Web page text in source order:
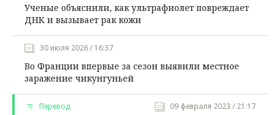
Ученые объяснили, как ультрафиолет повреждает
ДНК и вызывает рак кожи
30 июля 2026 / 16:37
Во Франции впервые за сезон выявили местное
заражение чикунгуньей
Перевод 09 февраля 2023 / 21:17